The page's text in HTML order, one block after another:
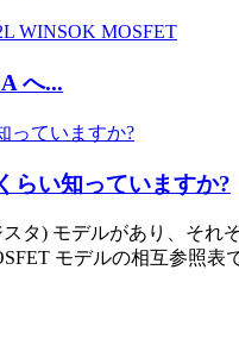
へ...
らい知っていますか?
タ) モデルがあり、そ
モデルの相互参照表